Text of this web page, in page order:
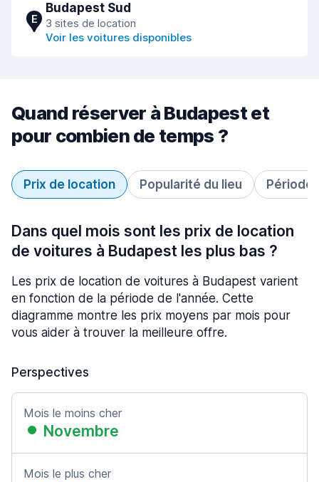
E
Budapest Sud
3 sites de location
Voir les voitures disponibles
Quand réserver à Budapest et
pour combien de temps ?
Prix de location Popularité du lieu Période
Dans quel mois sont les prix de location
de voitures à Budapest les plus bas ?
Les prix de location de voitures à Budapest varient
en fonction de la période de l'année. Cette
diagramme montre les prix moyens par mois pour
vous aider à trouver la meilleure offre.
Perspectives
Mois le moins cher
Novembre
Mois le plus cher